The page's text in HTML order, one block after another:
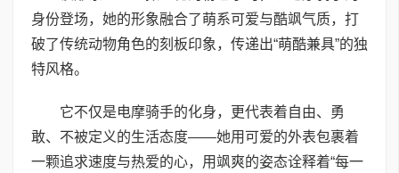
身份登场，她的形象融合了萌系可爱与酷飒气质，打
破了传统动物角色的刻板印象，传递出“萌酷兼具”的独
特风格。
它不仅是电摩骑手的化身，更代表着自由、勇
敢、不被定义的生活态度——她用可爱的外表包裹着
一颗追求速度与热爱的心，用飒爽的姿态诠释着“每一